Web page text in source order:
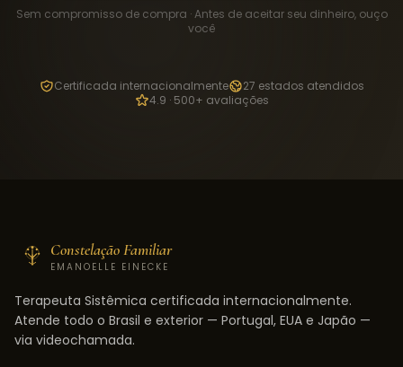
Sem compromisso de compra · Antes de aceitar seu dinheiro, ouço
você
Certificada internacionalmente
27 estados atendidos
4.9 · 500+ avaliações
Constelação Familiar
EMANOELLE EINECKE
Terapeuta Sistêmica certificada internacionalmente.
Atende todo o Brasil e exterior — Portugal, EUA e Japão —
via videochamada.